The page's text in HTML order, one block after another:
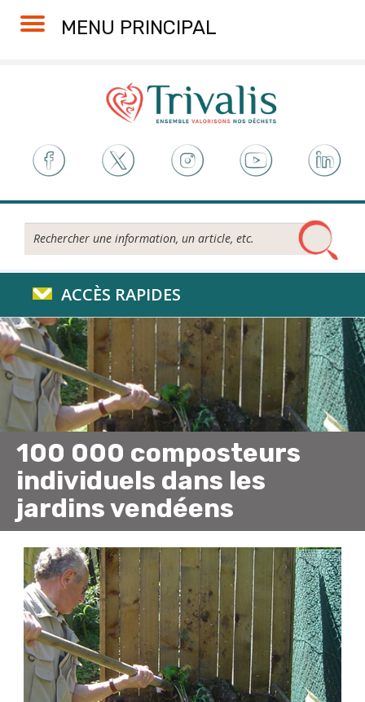
MENU PRINCIPAL
Rechercher...
ACCÈS RAPIDES
100 000 composteurs
individuels dans les
jardins vendéens